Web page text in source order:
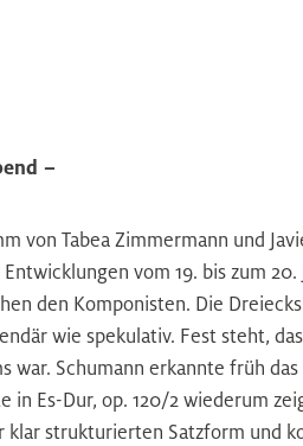
–
von Tabea Zimmermann und
vom 19. bis zum
den Komponisten. Die
wie spekulativ. Fest steht,
war. Schumann erkannte früh
in Es-Dur, op. 120/2 wiederum
strukturierten Satzform und